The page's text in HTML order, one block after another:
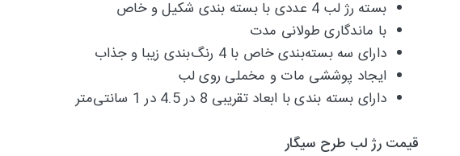
بسته رژ لب 4 عددی با بسته بندی شکیل و خاص
با ماندگاری طولانی مدت
دارای سه بسته‌بندی خاص با 4 رنگ‌بندی زیبا و جذاب
ایجاد پوششی مات و مخملی روی لب
دارای بسته بندی با ابعاد تقریبی 8 در 4.5 در 1 سانتی‌متر
قیمت رژ لب طرح سیگار